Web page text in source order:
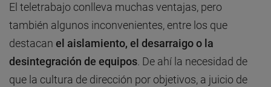
El teletrabajo conlleva muchas ventajas, pero
también algunos inconvenientes, entre los que
destacan el aislamiento, el desarraigo o la
desintegración de equipos. De ahí la necesidad de
que la cultura de dirección por objetivos, a juicio de